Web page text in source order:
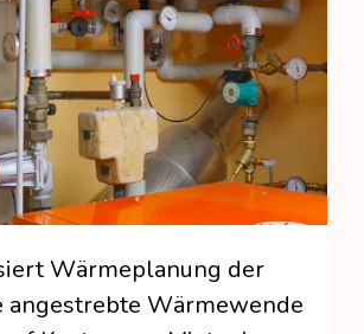
Wärmeplanung der
angestrebte Wärmewende